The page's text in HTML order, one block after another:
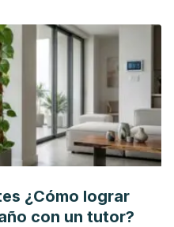
doi/full/10.1111/jdv.18954
A., & López-López, A.
del liquen escleroso en
del Centro Dermatológico
cgi-
1000
Burnić, S., Hadžavdić, A.,
Tončić, R. (2018). Erythema
condom–latex allergy or
¿Cómo lograr
con un tutor?